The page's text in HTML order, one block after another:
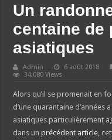
Un
centaine de
asiatiques
Admin 6 août 2018
34,080 Views
Alors qu’il se promenait en
d’une quarantaine d’années
asiatiques particulièrement
dans unprécédent article ,